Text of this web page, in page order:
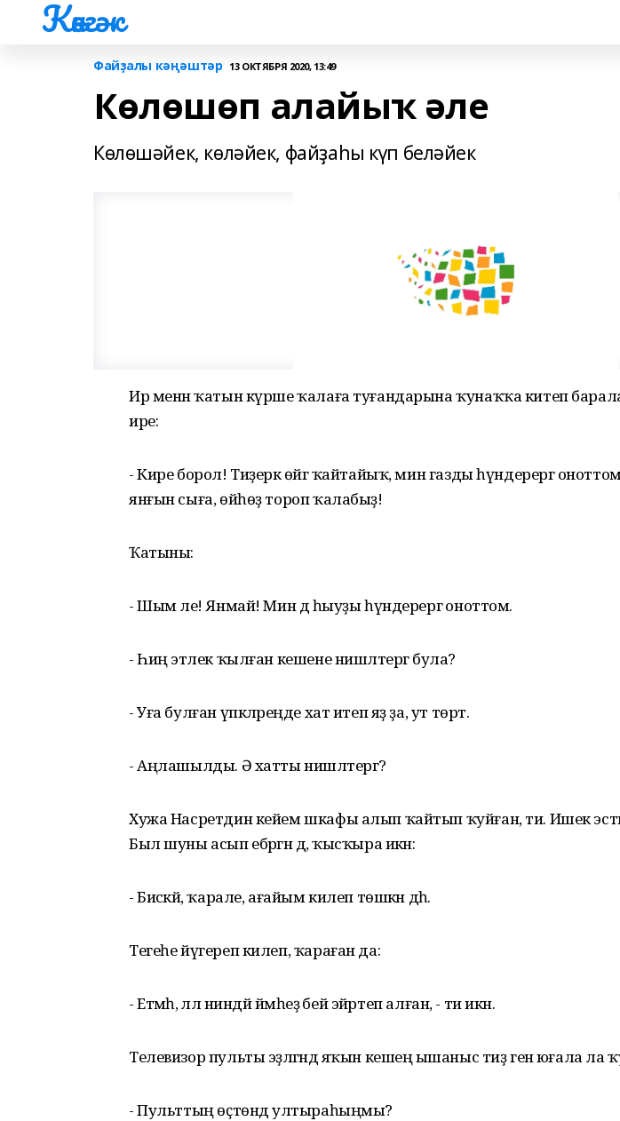
Көнгәк
Файҙалы кәңәштәр 13 ОКТЯБРЯ 2020, 13:49
Көлөшөп алайыҡ әле
Көлөшәйек, көләйек, файҙаһы күп беләйек
Ир менән ҡатын күрше ҡалаға туғандарына ҡунаҡҡа китеп
ире:
- Кире борол! Тиҙерәк өйгә ҡайтайыҡ, мин газды һүндерергә оноттом,
янғын сыға, өйһөҙ тороп ҡалабыҙ!
Ҡатыны:
- Шым әле! Янмай! Мин дә һыуҙы һүндерергә оноттом.
- Һиңә этлек ҡылған кешене нишләтергә була?
- Уға булған үпкәләреңде хат итеп яҙ ҙа, ут төрт.
- Аңлашылды. Ә хатты нишләтергә?
Хужа Насретдин кейем шкафы алып ҡайтып ҡуйған, ти. Ишек
Был шуны асып ебәргән дә, ҡысҡыра икән:
- Бисәкәй, ҡарале, ағайым килеп төшкән дәһә.
Тегеһе йүгереп килеп, ҡараған да:
- Етмәһә, әллә ниндәй йәмһеҙ әбей эйәртеп алған, - ти икән.
Телевизор пульты эҙләгәндә яҡын кешеңә ышаныс тиҙ генә юғала ла
- Пульттың өҫтөндә ултыраһыңмы?